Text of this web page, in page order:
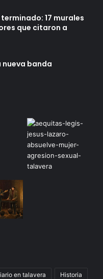
17 murales
que citaron a
nueva banda
en talavera Historia